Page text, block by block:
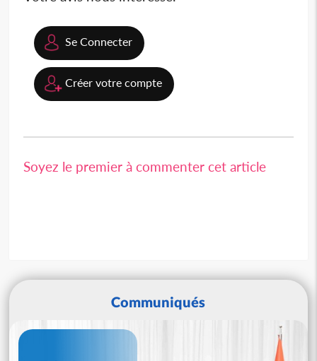
Se Connecter
Créer votre compte
Soyez le premier à commenter cet article
Communiqués